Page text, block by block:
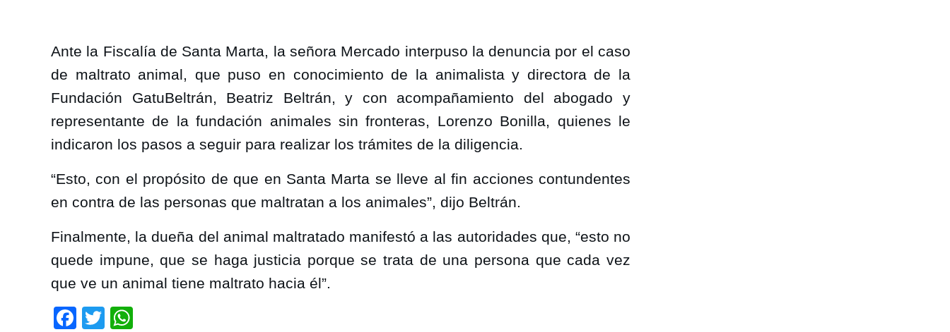
Ante la Fiscalía de Santa Marta, la señora Mercado interpuso la denuncia por el caso
de maltrato animal, que puso en conocimiento de la animalista y directora de la
Fundación GatuBeltrán, Beatriz Beltrán, y con acompañamiento del abogado y
representante de la fundación animales sin fronteras, Lorenzo Bonilla, quienes le
indicaron los pasos a seguir para realizar los trámites de la diligencia.
“Esto, con el propósito de que en Santa Marta se lleve al fin acciones contundentes
en contra de las personas que maltratan a los animales”, dijo Beltrán.
Finalmente, la dueña del animal maltratado manifestó a las autoridades que, “esto no
quede impune, que se haga justicia porque se trata de una persona que cada vez
que ve un animal tiene maltrato hacia él”.
Facebook
Twitter